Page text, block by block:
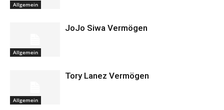
Allgemein
Allgemein
JoJo Siwa Vermögen
Allgemein
Tory Lanez Vermögen